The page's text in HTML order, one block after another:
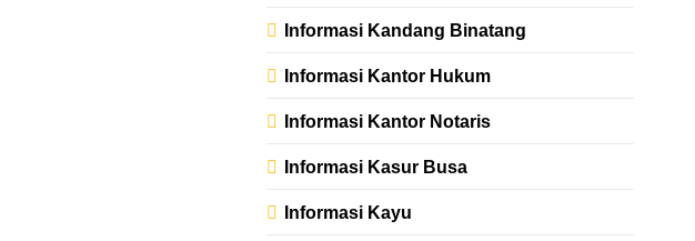
Informasi Kandang Binatang
Informasi Kantor Hukum
Informasi Kantor Notaris
Informasi Kasur Busa
Informasi Kayu